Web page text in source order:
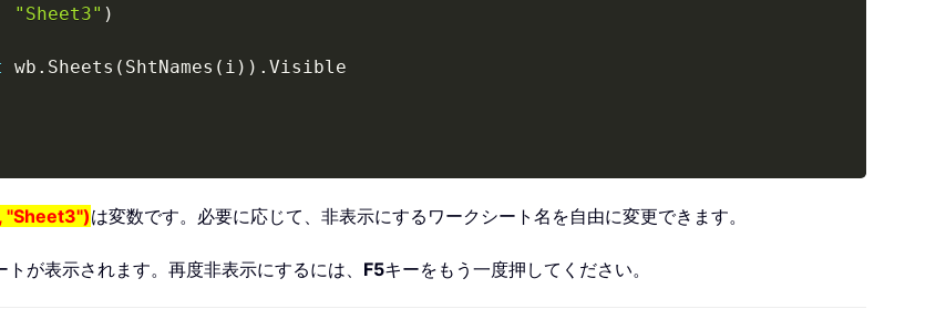
"Sheet3" )
wb . Sheets ( ShtNames ( i ) ) .
"Sheet3")は変数です。必要に応じて、非表示にするワークシート名を自由に変更できます。
が表示されます。再度非表示にするには、 F5キーをもう一度押してください。